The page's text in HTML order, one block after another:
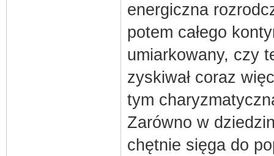
energiczna
potem całego
umiarkowany, czy
zyskiwał coraz
tym
Zarówno w
chętnie sięga do